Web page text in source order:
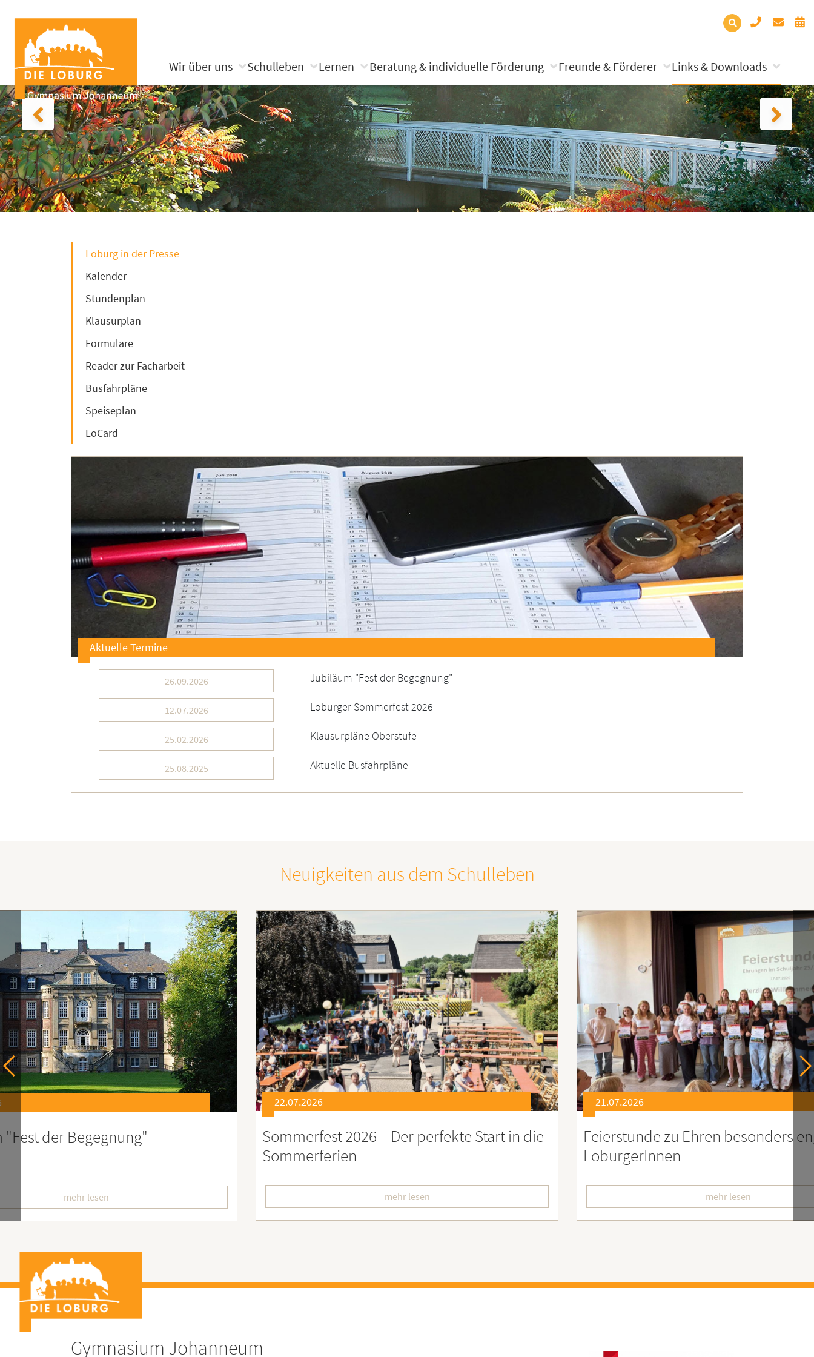
Wir über uns Schulleben Lernen Beratung & individuelle Förderung Freunde & Förderer Links & Downloads
Loburg in der Presse
Kalender
Stundenplan
Klausurplan
Formulare
Reader zur Facharbeit
Busfahrpläne
Speiseplan
LoCard
Aktuelle Termine
26.09.2026 Jubiläum "Fest der Begegnung"
12.07.2026 Loburger Sommerfest 2026
25.02.2026 Klausurpläne Oberstufe
25.08.2025 Aktuelle Busfahrpläne
Neuigkeiten aus dem Schulleben
2026 – Der perfekte Start in die
mehr lesen
21.07.2026
Feierstunde zu Ehren besonders engagierter
LoburgerInnen
mehr lesen
21.07.2026
Soziales Engagement für
Ruanda – Wir sind dabei!
mehr lesen
Gymnasium Johanneum